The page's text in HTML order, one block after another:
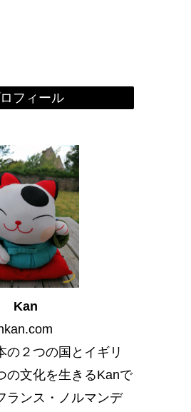
フィール
Kan
の２つの国とイギリ
の文化を生きるKanで
ランス・ノルマンデ